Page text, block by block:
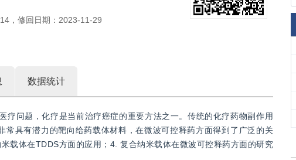
， 修回日期： 2023-11-29
数据统计
问题，化疗是当前治疗癌症的重要方法之一。传统的化疗药物副作用
具有潜力的靶向给药载体材料，在微波可控释药方面得到了广泛的关
载体在TDDS方面的应用；4. 复合纳米载体在微波可控释药方面的研究